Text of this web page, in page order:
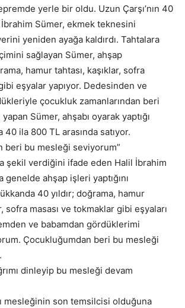
yerle bir oldu. Uzun Çarşı’nın 40
İbrahim Sümer, ekmek teknesini
yeniden ayağa kaldırdı. Tahtalara
sağlayan Sümer, ahşap
hamur tahtası, kaşıklar, sofra
eşyalar yapıyor. Dedesinden ve
çocukluk zamanlarından beri
yapan Sümer, ahşabı oyarak yaptığı
40 ila 800 TL arasında satıyor.
beri bu mesleği seviyorum”
şekil verdiğini ifade eden Halil İbrahim
genelde ahşap işleri yaptığını
40 yıldır; doğrama, hamur
sofra masası ve tokmaklar gibi eşyaları
ve babamdan gördüklerimi
Çocukluğumdan beri bu mesleği
dinleyip bu mesleği devam
mesleğinin son temsilcisi olduğuna